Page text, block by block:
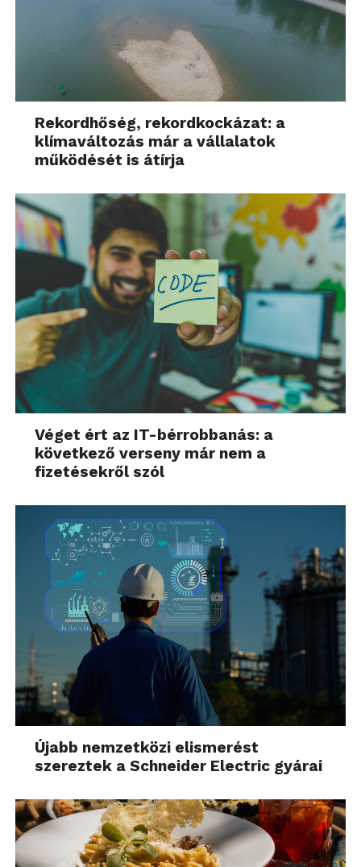
Rekordhőség, rekordkockázat: a
klímaváltozás már a vállalatok
működését is átírja
Véget ért az IT-bérrobbanás: a
következő verseny már nem a
fizetésekről szól
Újabb nemzetközi elismerést
szereztek a Schneider Electric gyárai